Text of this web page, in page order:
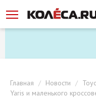
Главная Новости
Yaris и маленького